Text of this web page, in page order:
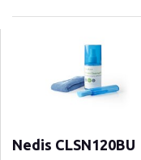
Nedis CLSN120BU